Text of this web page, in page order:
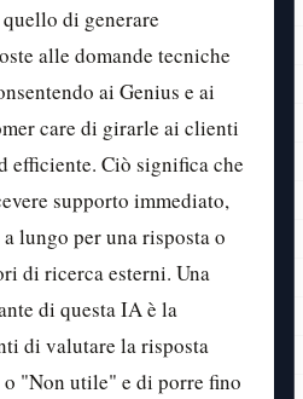
di generare
alle domande tecniche
ai Genius e ai
care di girarle ai clienti
efficiente. Ciò significa che
supporto immediato,
lungo per una risposta o
di ricerca esterni. Una
di questa IA è la
di valutare la risposta
"Non utile" e di porre fino